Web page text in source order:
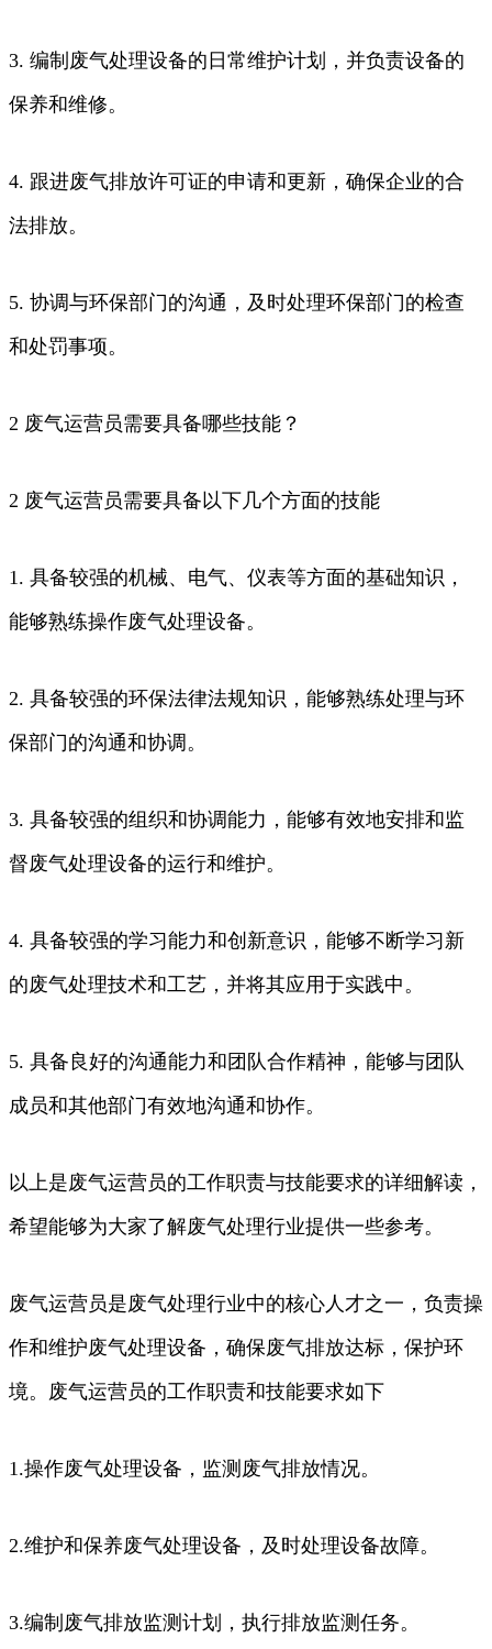
3. 编制废气处理设备的日常维护计划，并负责设备的
保养和维修。
4. 跟进废气排放许可证的申请和更新，确保企业的合
法排放。
5. 协调与环保部门的沟通，及时处理环保部门的检查
和处罚事项。
2 废气运营员需要具备哪些技能？
2 废气运营员需要具备以下几个方面的技能
1. 具备较强的机械、电气、仪表等方面的基础知识，
能够熟练操作废气处理设备。
2. 具备较强的环保法律法规知识，能够熟练处理与环
保部门的沟通和协调。
3. 具备较强的组织和协调能力，能够有效地安排和监
督废气处理设备的运行和维护。
4. 具备较强的学习能力和创新意识，能够不断学习新
的废气处理技术和工艺，并将其应用于实践中。
5. 具备良好的沟通能力和团队合作精神，能够与团队
成员和其他部门有效地沟通和协作。
以上是废气运营员的工作职责与技能要求的详细解读，
希望能够为大家了解废气处理行业提供一些参考。
废气运营员是废气处理行业中的核心人才之一，负责操
作和维护废气处理设备，确保废气排放达标，保护环
境。废气运营员的工作职责和技能要求如下
1.操作废气处理设备，监测废气排放情况。
2.维护和保养废气处理设备，及时处理设备故障。
3.编制废气排放监测计划，执行排放监测任务。